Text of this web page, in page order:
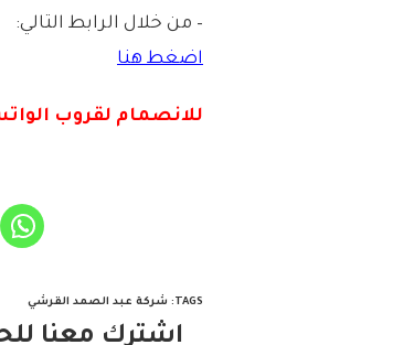
– من خلال الرابط التالي:
اضغط هنا
للانصمام لقروب
TAGS
: شركة عبد الصمد القرشي
اشترك معنا